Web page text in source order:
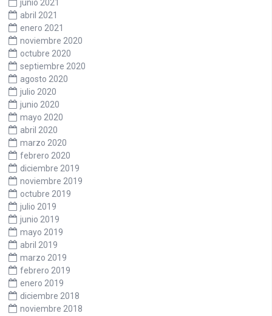
junio 2021
abril 2021
enero 2021
noviembre 2020
octubre 2020
septiembre 2020
agosto 2020
julio 2020
junio 2020
mayo 2020
abril 2020
marzo 2020
febrero 2020
diciembre 2019
noviembre 2019
octubre 2019
julio 2019
junio 2019
mayo 2019
abril 2019
marzo 2019
febrero 2019
enero 2019
diciembre 2018
noviembre 2018